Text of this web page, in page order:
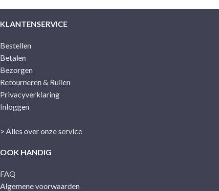
KLANTENSERVICE
Bestellen
Betalen
Bezorgen
Retourneren & Ruilen
Privacyverklaring
Inloggen
> Alles over onze service
OOK HANDIG
FAQ
Algemene voorwaarden